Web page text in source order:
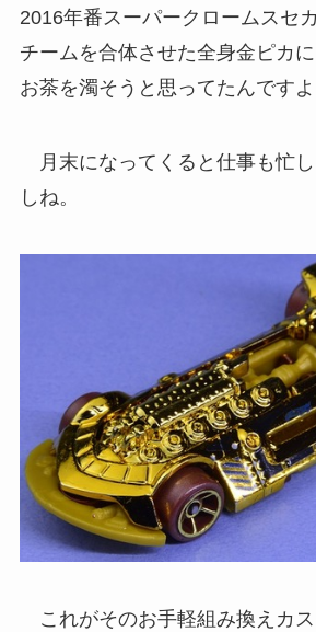
2016年番スーパークロームスセ
チームを合体させた全身金ピカ
お茶を濁そうと思ってたんですよ
月末になってくると仕事も忙
しね。
これがそのお手軽組み換えカ